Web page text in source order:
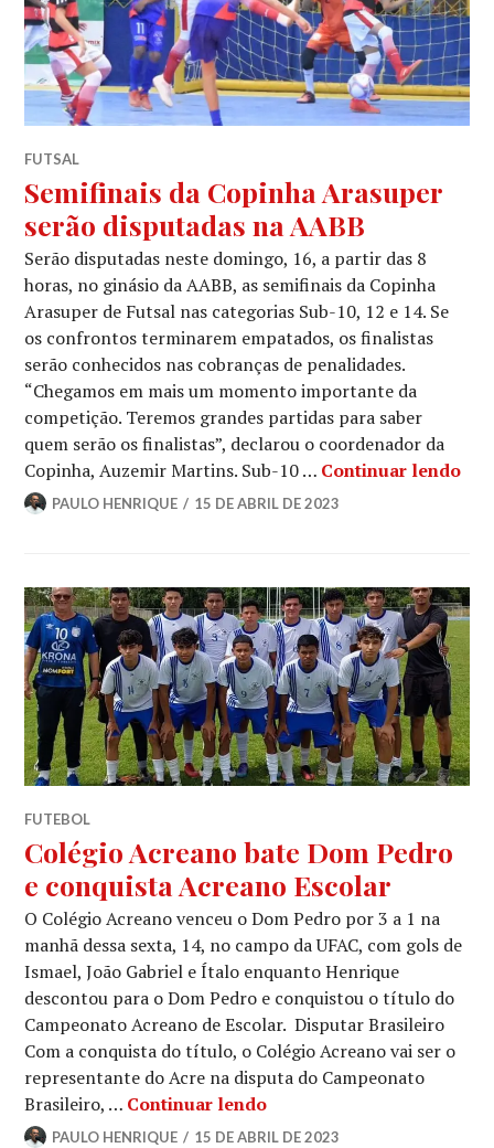
FUTSAL
Semifinais da Copinha Arasuper
serão disputadas na AABB
Serão disputadas neste domingo, 16, a partir das 8
horas, no ginásio da AABB, as semifinais da Copinha
Arasuper de Futsal nas categorias Sub-10, 12 e 14. Se
os confrontos terminarem empatados, os finalistas
serão conhecidos nas cobranças de penalidades.
“Chegamos em mais um momento importante da
competição. Teremos grandes partidas para saber
quem serão os finalistas”, declarou o coordenador da
Copinha, Auzemir Martins. Sub-10 … Continuar lendo
PAULO HENRIQUE 15 DE ABRIL DE 2023
FUTEBOL
Colégio Acreano bate Dom Pedro
e conquista Acreano Escolar
O Colégio Acreano venceu o Dom Pedro por 3 a 1 na
manhã dessa sexta, 14, no campo da UFAC, com gols de
Ismael, João Gabriel e Ítalo enquanto Henrique
descontou para o Dom Pedro e conquistou o título do
Campeonato Acreano de Escolar. Disputar Brasileiro
Com a conquista do título, o Colégio Acreano vai ser o
representante do Acre na disputa do Campeonato
Brasileiro, … Continuar lendo
PAULO HENRIQUE 15 DE ABRIL DE 2023